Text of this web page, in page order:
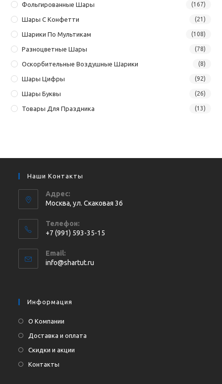
Фольгированные Шары (167)
Шары С Конфетти (21)
Шарики По Мультикам (108)
Разноцветные Шары (78)
Оскорбительные Воздушные Шарики (8)
Шары Цифры (92)
Шары Буквы (26)
Товары Для Праздника (13)
Наши Контакты
Адрес:
Москва, ул. Cкаковая 36
Телефон:
+7 (991) 593-35-15
в
вашем
Email:
info@shartut.ru
Информация
О Компании
Доставка и оплата
Скидки и акции
Контакты